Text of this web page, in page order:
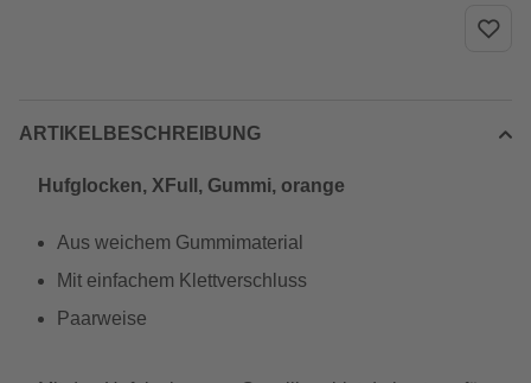
ARTIKELBESCHREIBUNG
Hufglocken, XFull, Gummi, orange
Aus weichem Gummimaterial
Mit einfachem Klettverschluss
Paarweise